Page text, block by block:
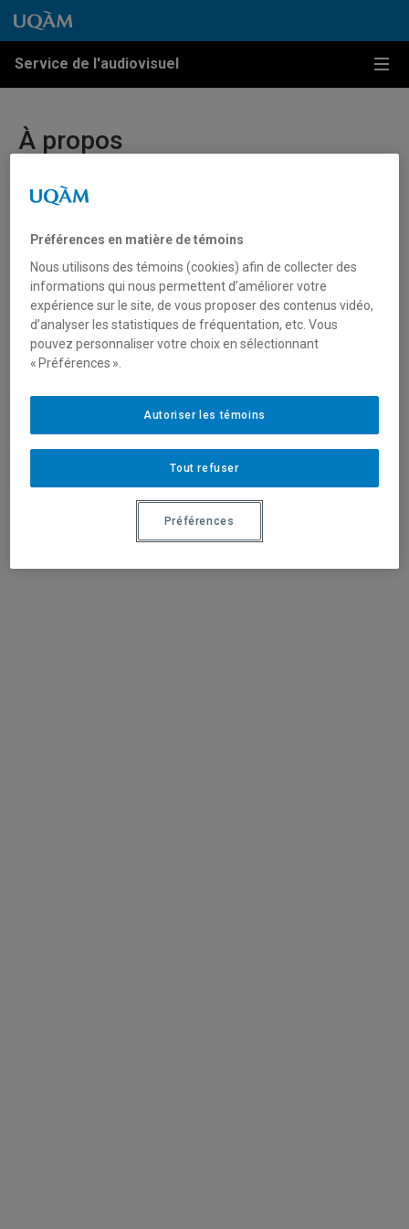
Passer au contenu
Accéder au menu principal
Accéder à la recherche
Passer au contenu
Accéder au menu principal
Service de l'audiovisuel
À propos
Équipe
Mission
Rapports annuels
Titre de la page de formation
Préférences en matière de témoins
Nous utilisons des témoins (cookies) afin de collecter des
informations qui nous permettent d’améliorer votre
expérience sur le site, de vous proposer des contenus vidéo,
d’analyser les statistiques de fréquentation, etc. Vous
pouvez personnaliser votre choix en sélectionnant
« Préférences ».
Tout refuser
Autoriser les témoins
Préférences